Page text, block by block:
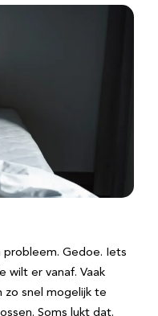
Gedoe. Iets
wilt er vanaf. Vaak
snel mogelijk te
Soms lukt dat.